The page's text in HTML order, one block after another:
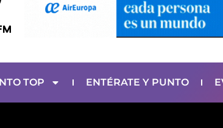
TOP ENTÉRATE Y PUNTO